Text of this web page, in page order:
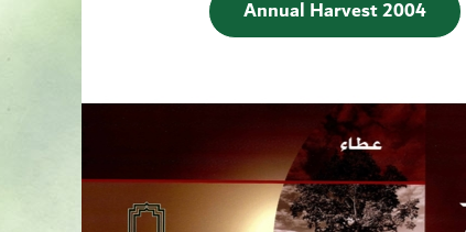
Annual Harvest 2004